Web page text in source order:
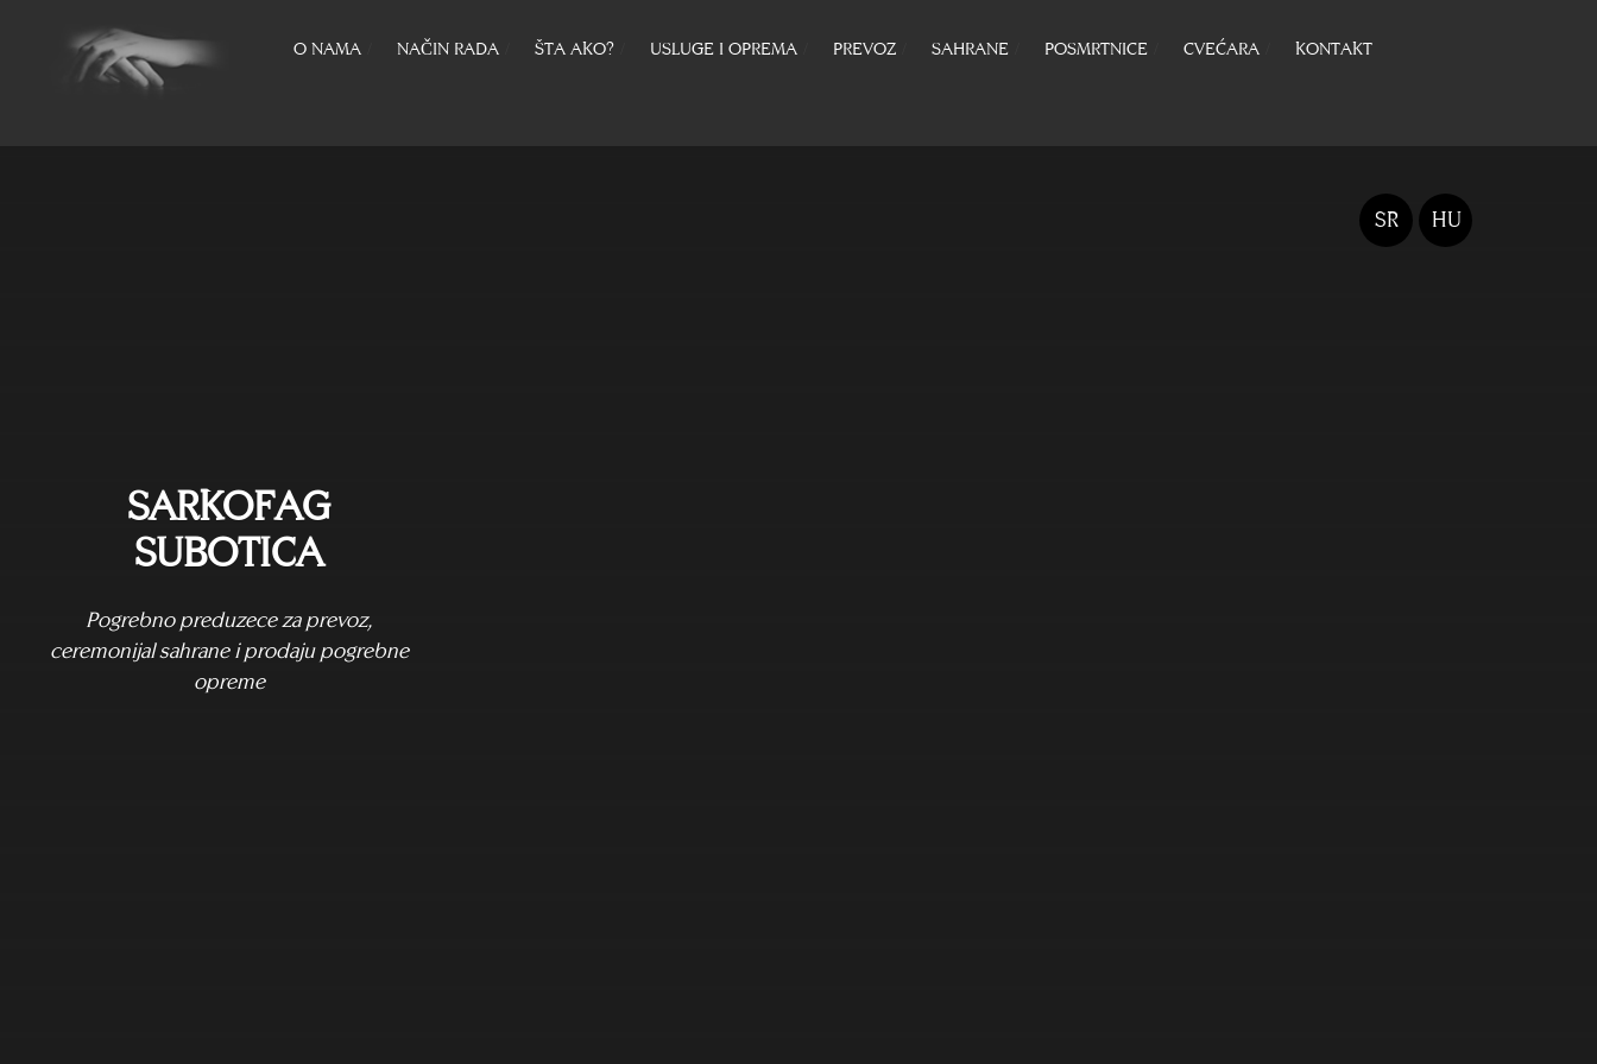
O NAMA NAČIN RADA ŠTA AKO? USLUGE I OPREMA PREVOZ SAHRANE POSMRTNICE CVEĆARA KONTAKT
SR HU
SARKOFAG
SUBOTICA
Pogrebno preduzece za prevoz,
ceremonijal sahrane i prodaju pogrebne
opreme